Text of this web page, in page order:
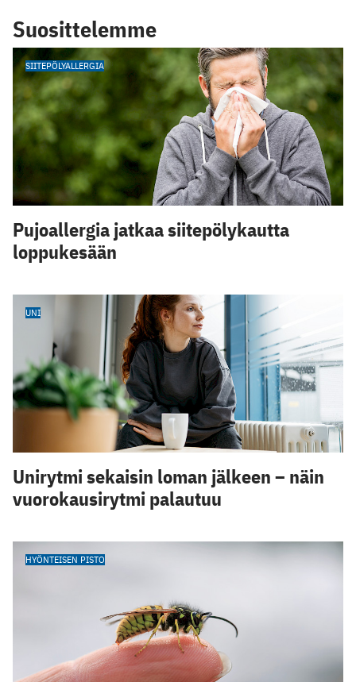
Suosittelemme
SIITEPÖLYALLERGIA
Pujoallergia jatkaa siitepölykautta
loppukesään
UNI
Unirytmi sekaisin loman jälkeen – näin
vuorokausirytmi palautuu
HYÖNTEISEN PISTO